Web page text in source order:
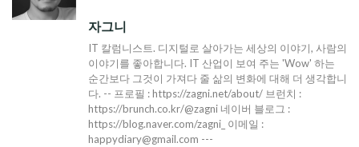
자그니
IT 칼럼니스트. 디지털로 살아가는 세상의 이야기, 사람의
이야기를 좋아합니다. IT 산업이 보여 주는 'Wow' 하는
순간보다 그것이 가져다 줄 삶의 변화에 대해 더 생각합니
다. -- 프로필 : https://zagni.net/about/ 브런치 :
https://brunch.co.kr/@zagni 네이버 블로그 :
https://blog.naver.com/zagni_ 이메일 :
happydiary@gmail.com ---